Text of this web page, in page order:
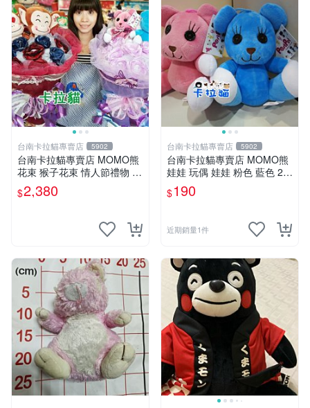
台南卡拉貓專賣店 5902
台南卡拉貓專賣店 MOMO熊
花束 猴子花束 情人節禮物 二
選一 可繡字 可今天寄明天到
$2,380
台南卡拉貓專賣店 5902
台南卡拉貓專賣店 MOMO熊
娃娃 玩偶 娃娃 粉色 藍色 2色
分售
$190
近期銷量1件